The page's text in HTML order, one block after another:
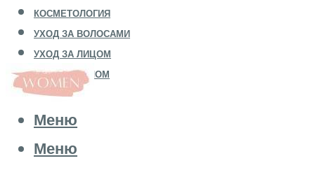
КОСМЕТОЛОГИЯ
УХОД ЗА ВОЛОСАМИ
УХОД ЗА ЛИЦОМ
УХОД ЗА ТЕЛОМ
Меню
Меню